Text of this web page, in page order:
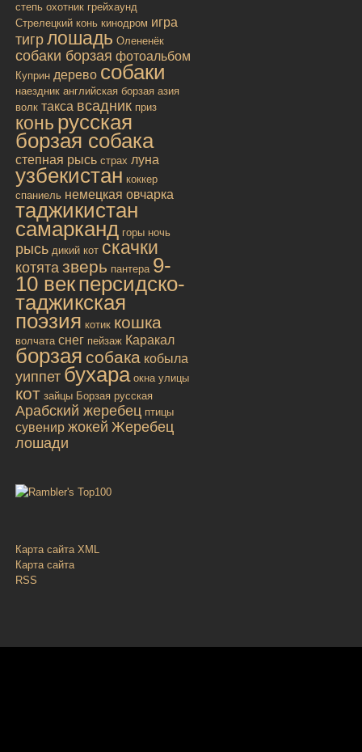
степь охотник грейхаунд
Стрелецкий конь кинодром игра
тигр лошадь Олененёк
собаки борзая фотоальбом
Куприн дерево собаки
наездник английская борзая азия
волк такса всадник приз
конь русская
борзая собака
степная рысь страх луна
узбекистан коккер
спаниель немецкая овчарка
таджикистан
самарканд горы ночь
рысь дикий кот скачки
котята зверь пантера 9-
10 векперсидско-
таджикская
поэзия котик кошка
волчата снег пейзаж Каракал
борзая собака кобыла
уиппет бухара окна улицы
кот зайцы Борзая русская
Арабский жеребец птицы
сувенир жокей Жеребец
лошади
Карта сайта XML
Карта сайта
RSS